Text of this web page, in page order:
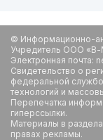
© Информационно-
Учредитель ООО «В-
Электронная почта:
Свидетельство о
федеральной
технологий и
Перепечатка
гиперссылки.
Материалы в
правах рекламы.